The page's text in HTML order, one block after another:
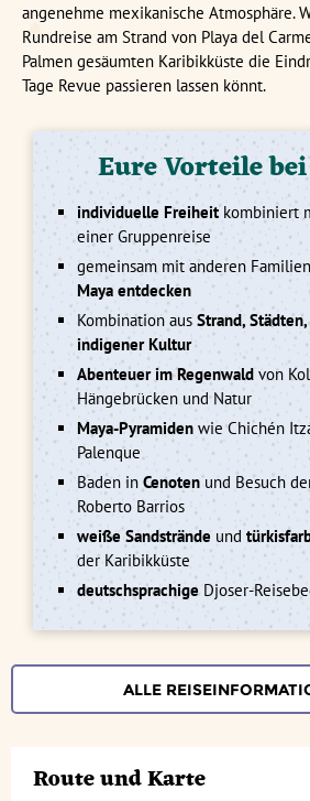
angenehme mexikanische Atmosphäre.
Rundreise am Strand von Playa del
Palmen gesäumten Karibikküste die
Tage Revue passieren lassen könnt.
Eure Vorteile
individuelle Freiheitkombiniert
einer Gruppenreise
gemeinsam mit anderen Familien
Maya entdecken
Kombination aus Strand,
indigener Kultur
Abenteuer im Regenwald von
Hängebrücken und Natur
Maya-Pyramiden wie Chichén
Palenque
Baden in Cenotenund Besuch
Roberto Barrios
weiße Sandstrände und
der Karibikküste
deutschsprachigeDjoser-
ALLE
TERMINE | PREISE
Route und Karte